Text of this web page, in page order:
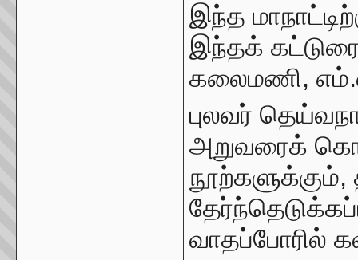
இந்த
இந்தக் கட்டுரை
கலைமணி,
புலவர்
அறுவரைக்
நூற்களுக்கும்,
வாதப்போரில்